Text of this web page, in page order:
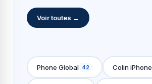
Voir toutes →
Phone Global 42 Colin iPhone